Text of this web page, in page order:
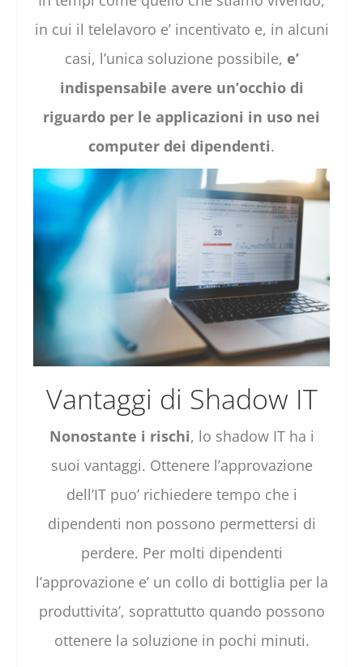
in cui il telelavoro e’ incentivato e, in alcuni
casi, l’unica soluzione possibile, e’
indispensabile avere un’occhio di
riguardo per le applicazioni in uso nei
computer dei dipendenti.
Vantaggi di Shadow IT
Nonostante i rischi, lo shadow IT ha i
suoi vantaggi. Ottenere l’approvazione
dell’IT puo’ richiedere tempo che i
dipendenti non possono permettersi di
perdere. Per molti dipendenti
l’approvazione e’ un collo di bottiglia per la
produttivita’, soprattutto quando possono
ottenere la soluzione in pochi minuti.